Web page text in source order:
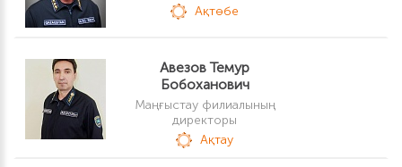
Ақтөбе
Авезов Темур
Бобоханович
Маңғыстау филиалының
директоры
Ақтау